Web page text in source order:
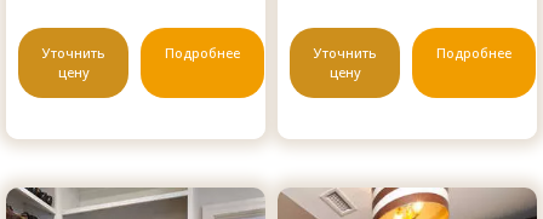
Уточнить
цену
Подробнее
Уточнить
цену
Подробнее